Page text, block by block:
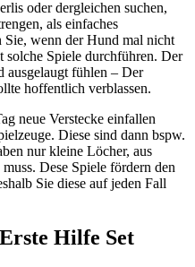
oder dergleichen suchen,
als einfaches
Sie, wenn der Hund mal nicht
solche Spiele durchführen. Der
ausgelaugt fühlen – Der
hoffentlich verblassen.
neue Verstecke einfallen
Diese sind dann bspw.
nur kleine Löcher, aus
Dese Spiele fördern den
Sie diese auf jeden Fall
Hilfe Set